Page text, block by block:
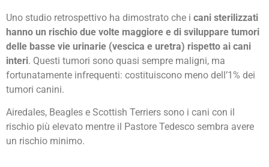
Uno studio retrospettivo ha dimostrato che i cani sterilizzati
hanno un rischio due volte maggiore e di sviluppare tumori
delle basse vie urinarie (vescica e uretra) rispetto ai cani
interi. Questi tumori sono quasi sempre maligni, ma
fortunatamente infrequenti: costituiscono meno dell’1% dei
tumori canini.
Airedales, Beagles e Scottish Terriers sono i cani con il
rischio più elevato mentre il Pastore Tedesco sembra avere
un rischio minimo.